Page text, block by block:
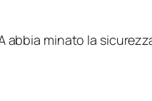
abbia minato la